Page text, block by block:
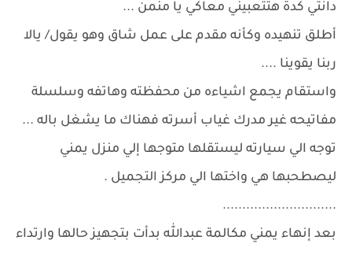
دانتي كدة هتتعبيني معاكي يا منمن ...
أطلق تنهيده وكأنه مقدم على عمل شاق وهو يقول/ يالا
ربنا يقوينا ....
واستقام يجمع اشياءه من محفظته وهاتفه وسلسلة
مفاتيحه غير مدرك غياب أسرته فهناك ما يشغل باله ...
توجه الي سيارته ليستقلها متوجها إلي منزل يمني
ليصطحبها هي واختها الي مركز التجميل .
.............................
بعد إنهاء يمني مكالمة عبدالله بدأت بتجهيز حالها وارتداء